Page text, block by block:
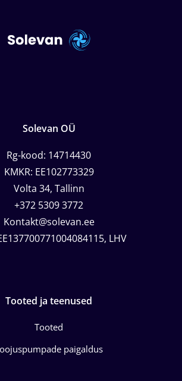
Solevan OÜ
Rg-kood: 14714430
KMKR: EE102773329
Volta 34, Tallinn
+372 5309 3772
Kontakt@solevan.ee
LHV
Tooted ja teenused
Tooted
paigaldus